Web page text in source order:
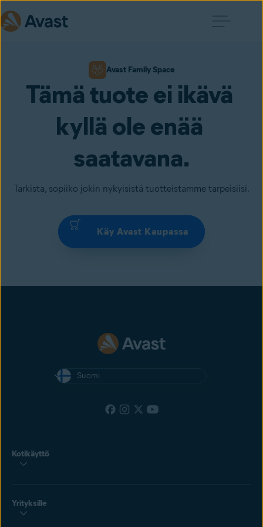
Avast Family Space
Tämä tuote ei ikävä
kyllä ole enää
saatavana.
Tarkista, sopiiko jokin nykyisistä tuotteistamme tarpeisiisi.
Käy Avast Kaupassa
Suomi
Kotikäyttö
Yrityksille